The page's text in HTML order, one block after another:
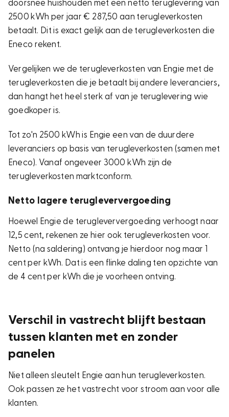
doorsnee huishouden met een netto teruglevering van
2500 kWh per jaar € 287,50 aan terugleverkosten
betaalt. Dit is exact gelijk aan de terugleverkosten die
Eneco rekent.
Vergelijken we de terugleverkosten van Engie met de
terugleverkosten die je betaalt bij andere leveranciers,
dan hangt het heel sterk af van je teruglevering wie
goedkoper is.
Tot zo'n 2500 kWh is Engie een van de duurdere
leveranciers op basis van terugleverkosten (samen met
Eneco). Vanaf ongeveer 3000 kWh zijn de
terugleverkosten marktconform.
Netto lagere terugleververgoeding
Hoewel Engie de terugleververgoeding verhoogt naar
12,5 cent, rekenen ze hier ook terugleverkosten voor.
Netto (na saldering) ontvang je hierdoor nog maar 1
cent per kWh. Dat is een flinke daling ten opzichte van
de 4 cent per kWh die je voorheen ontving.
Verschil in vastrecht blijft bestaan
tussen klanten met en zonder
panelen
Niet alleen sleutelt Engie aan hun terugleverkosten.
Ook passen ze het vastrecht voor stroom aan voor alle
klanten.